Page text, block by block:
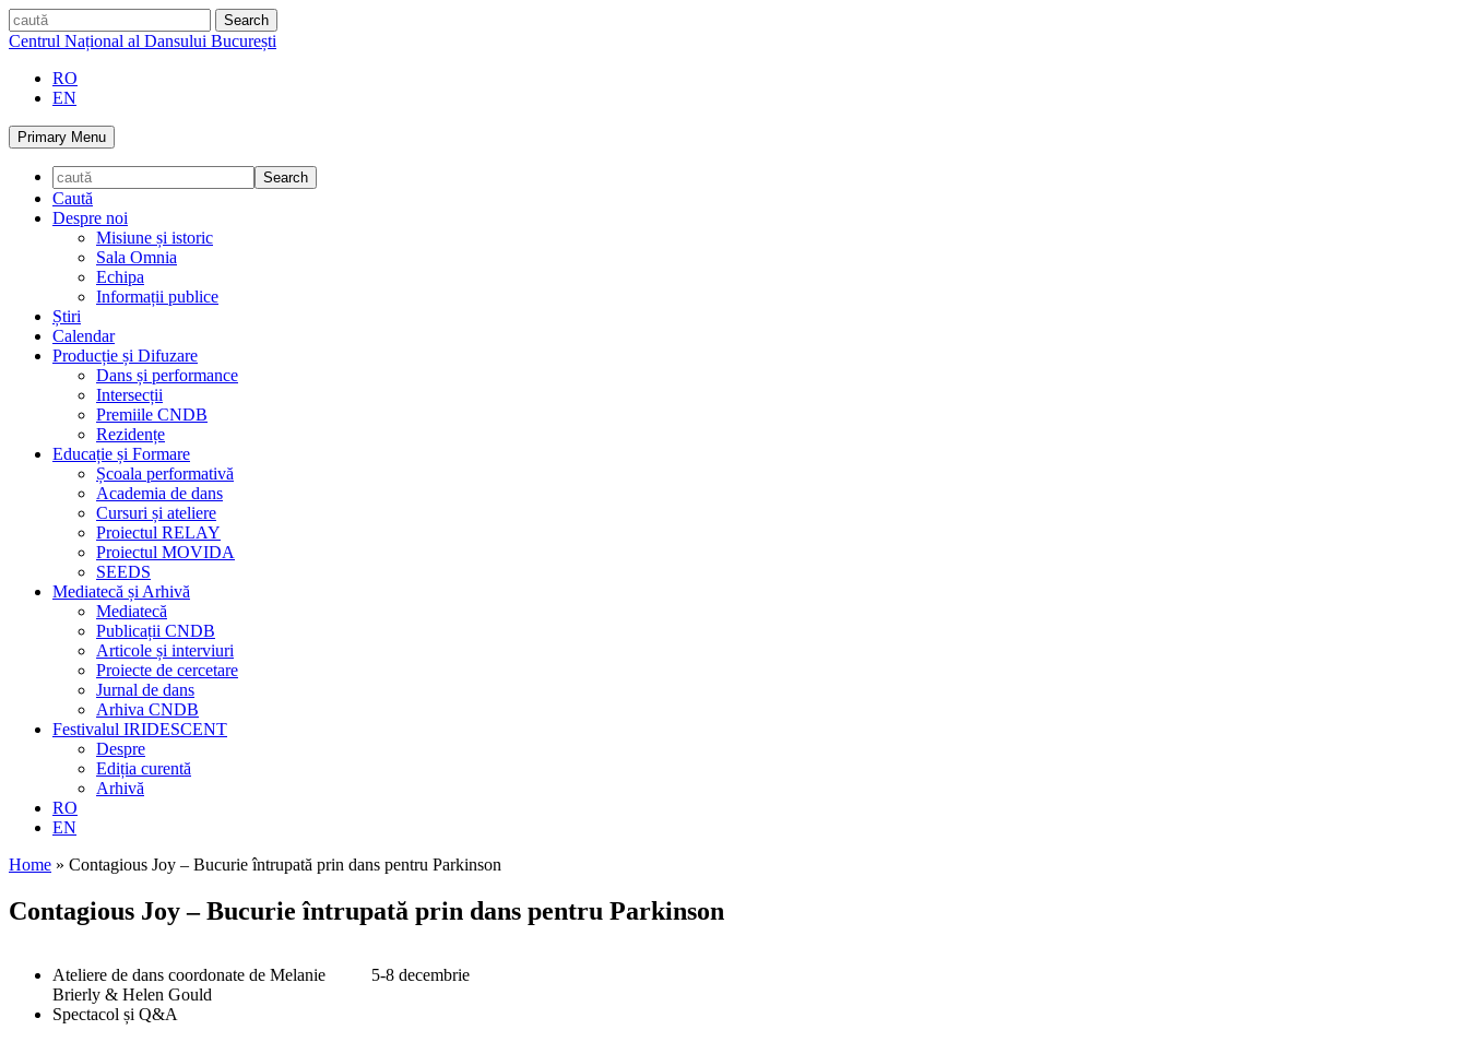
Skip
to
caută
Centrul Național al Dansului București
RO
EN
Primary Menu
Caută
Despre noi
Misiune și istoric
Sala Omnia
Echipa
Informații publice
Știri
Calendar
Producție și Difuzare
Dans și performance
Intersecții
Premiile CNDB
Rezidențe
Educație și Formare
Școala performativă
Academia de dans
Cursuri și ateliere
Proiectul RELAY
Proiectul MOVIDA
SEEDS
Mediatecă și Arhivă
Mediatecă
Publicații CNDB
Articole și interviuri
Proiecte de cercetare
Jurnal de dans
Arhiva CNDB
Festivalul IRIDESCENT
Despre
Ediția curentă
Arhivă
RO
EN
Home » Contagious Joy – Bucurie întrupată prin dans pentru Parkinson
Contagious Joy – Bucurie întrupată prin dans pentru Parkinson
Ateliere de dans coordonate de Melanie
Brierly & Helen Gould
Spectacol și Q&A
5-8 decembrie